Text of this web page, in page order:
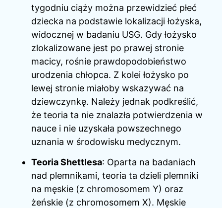
tygodniu ciąży można przewidzieć płeć
dziecka na podstawie lokalizacji łożyska,
widocznej w badaniu USG. Gdy łożysko
zlokalizowane jest po prawej stronie
macicy, rośnie prawdopodobieństwo
urodzenia chłopca. Z kolei łożysko po
lewej stronie miałoby wskazywać na
dziewczynkę. Należy jednak podkreślić,
że teoria ta nie znalazła potwierdzenia w
nauce i nie uzyskała powszechnego
uznania w środowisku medycznym.
Teoria Shettlesa: Oparta na badaniach
nad plemnikami, teoria ta dzieli plemniki
na męskie (z chromosomem Y) oraz
żeńskie (z chromosomem X). Męskie